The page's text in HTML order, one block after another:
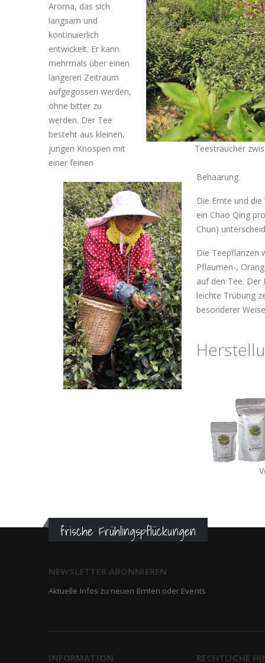
Teesträucher
Aroma, das sich
langsam und
kontinuierlich
entwickelt. Er kann
mehrmals über einen
längeren Zeitraum
aufgegossen werden,
ohne bitter zu
werden. Der Tee
besteht aus kleinen,
jungen Knospen mit
einer feinen
Behaarung.
Die Ernte und
ein Chao Qing
Chun)
Die Teepflanzen
Pflaumen-,
auf den Tee. Der
leichte Trübung
besonderer
frische Frühlingspflückungen
NEWSLETTER ABONNIEREN
Aktuelle Infos zu neuen Ernten oder Events
INFORMATION RECHTLICHE